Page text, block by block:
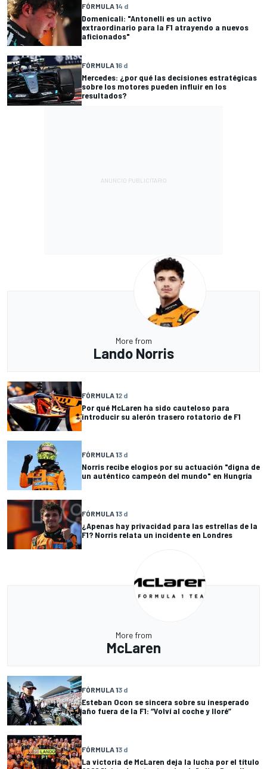
FÓRMULA 14 d
Domenicali: "Antonelli es un activo
extraordinario para la F1 atrayendo a nuevos
aficionados"
FÓRMULA 16 d
Mercedes: ¿por qué las decisiones estratégicas
sobre los motores pueden influir en los
resultados?
More from
Lando Norris
FÓRMULA 12 d
Por qué McLaren ha sido cauteloso para
introducir su alerón trasero rotatorio de F1
FÓRMULA 13 d
Norris recibe elogios por su actuación "digna de
un auténtico campeón del mundo" en Hungría
FÓRMULA 13 d
¿Apenas hay privacidad para las estrellas de la
F1? Norris relata un incidente en Londres
More from
McLaren
FÓRMULA 13 d
Esteban Ocon se sincera sobre su inesperado
año fuera de la F1: “Volví al coche y lloré”
FÓRMULA 13 d
La victoria de McLaren deja la lucha por el título